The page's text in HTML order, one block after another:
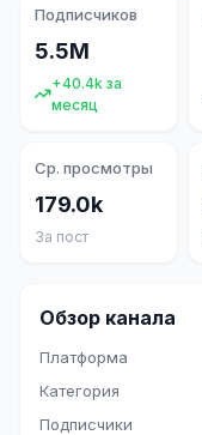
Подписчиков
5.5M
+40.4k за
месяц
Ср. просмотры
179.0k
За пост
Обзор канала
Платформа
Категория
Подписчики